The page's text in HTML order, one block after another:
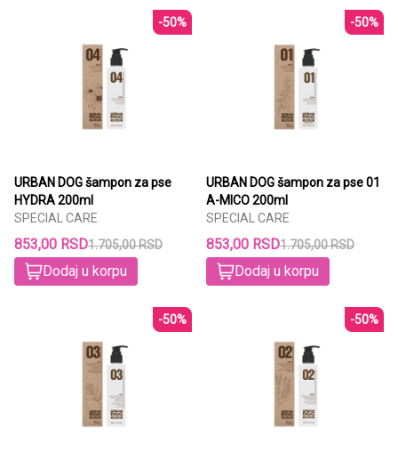
-50%
URBAN DOG šampon za pse
HYDRA 200ml
SPECIAL CARE
853,00 RSD1.705,00 RSD
Dodaj u korpu
-50%
URBAN DOG šampon za pse 01
A-MICO 200ml
SPECIAL CARE
853,00 RSD1.705,00 RSD
Dodaj u korpu
-50% -50%